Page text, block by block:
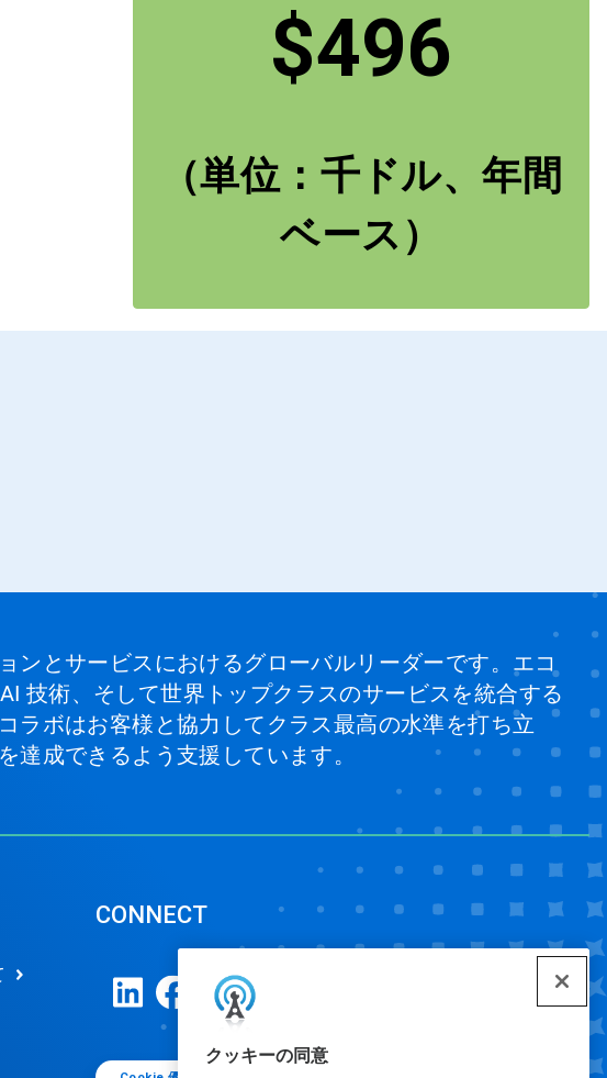
クッキーの同意
$496
（単位：千ドル、年間
ベース）
ンとサービスにおけるグローバルリーダーです。エコ
技術、そして世界トップクラスのサービスを統合する
ラボはお客様と協力してクラス最高の水準を打ち立
成できるよう支援しています。
CONNECT